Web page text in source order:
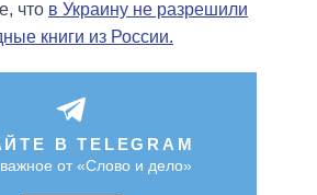
что в Украину не разрешили
книги из России.
В TELEGRAM
от «Слово и дело»